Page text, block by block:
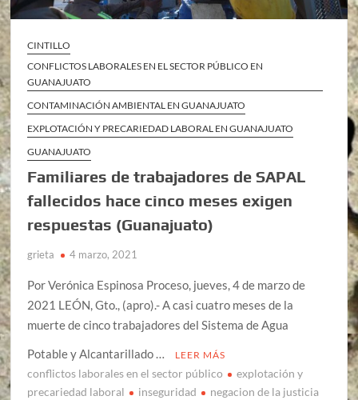
CINTILLO
CONFLICTOS LABORALES EN EL SECTOR PÚBLICO EN
GUANAJUATO
CONTAMINACIÓN AMBIENTAL EN GUANAJUATO
EXPLOTACIÓN Y PRECARIEDAD LABORAL EN GUANAJUATO
GUANAJUATO
Familiares de trabajadores de SAPAL
fallecidos hace cinco meses exigen
respuestas (Guanajuato)
grieta 4 marzo, 2021
Por Verónica Espinosa Proceso, jueves, 4 de marzo de
2021 LEÓN, Gto., (apro).- A casi cuatro meses de la
muerte de cinco trabajadores del Sistema de Agua
Potable y Alcantarillado …
LEER MÁS
conflictos laborales en el sector público
explotación y
precariedad laboral
inseguridad
negacion de la justicia